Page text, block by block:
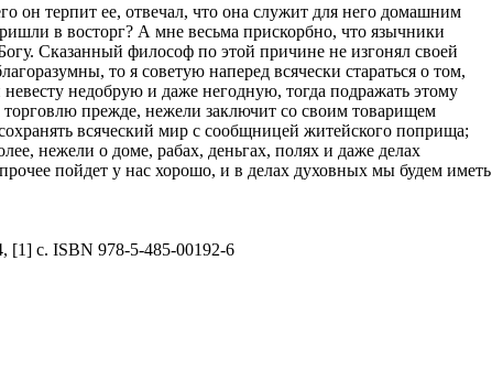
он терпит ее, отвечал, что она служит для него домашним
в восторг? А мне весьма прискорбно, что язычники
Сказанный философ по этой причине не изгонял своей
то я советую наперед всячески стараться о том,
недобрую и даже негодную, тогда подражать этому
торговлю прежде, нежели заключит со своим товарищем
всяческий мир с сообщницей житейского поприща;
нежели о доме, рабах, деньгах, полях и даже делах
пойдет у нас хорошо, и в делах духовных мы будем иметь
[1] с. ISBN 978-5-485-00192-6